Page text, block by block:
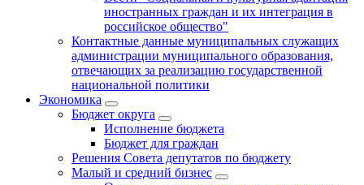
иностранных граждан и их интеграция в
российское общество"
Контактные данные муниципальных служащих
администрации муниципального образования,
отвечающих за реализацию государственной
национальной политики
Экономика
Бюджет округa
Исполнение бюджета
Бюджет для граждан
Решения Совета депутатов по бюджету
Малый и средний бизнес